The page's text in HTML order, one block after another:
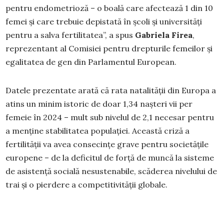
pentru endometrioză – o boală care afectează 1 din 10
femei și care trebuie depistată în școli și universități
pentru a salva fertilitatea”, a spus Gabriela Firea,
reprezentant al Comisiei pentru drepturile femeilor și
egalitatea de gen din Parlamentul European.
Datele prezentate arată că rata natalității din Europa a
atins un minim istoric de doar 1,34 nașteri vii per
femeie în 2024 – mult sub nivelul de 2,1 necesar pentru
a menține stabilitatea populației. Această criză a
fertilității va avea consecințe grave pentru societățile
europene – de la deficitul de forță de muncă la sisteme
de asistență socială nesustenabile, scăderea nivelului de
trai și o pierdere a competitivității globale.